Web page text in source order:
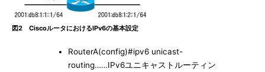
図2 CiscoルータにおけるIPv6の基本設定
RouterA(config)#ipv6 unicast-
routing……IPv6ユニキャストルーティン